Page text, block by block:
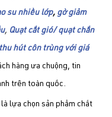
su nhiều lớp, gờ giảm
, Quạt cắt gió/ quạt chắn
hút côn trùng với giá
hàng ưa chuộng, tin
trên toàn quốc.
lựa chọn sản phẩm chất